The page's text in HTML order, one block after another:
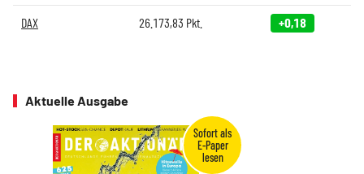
DAX 26.173,83 Pkt. +0,18
Aktuelle Ausgabe